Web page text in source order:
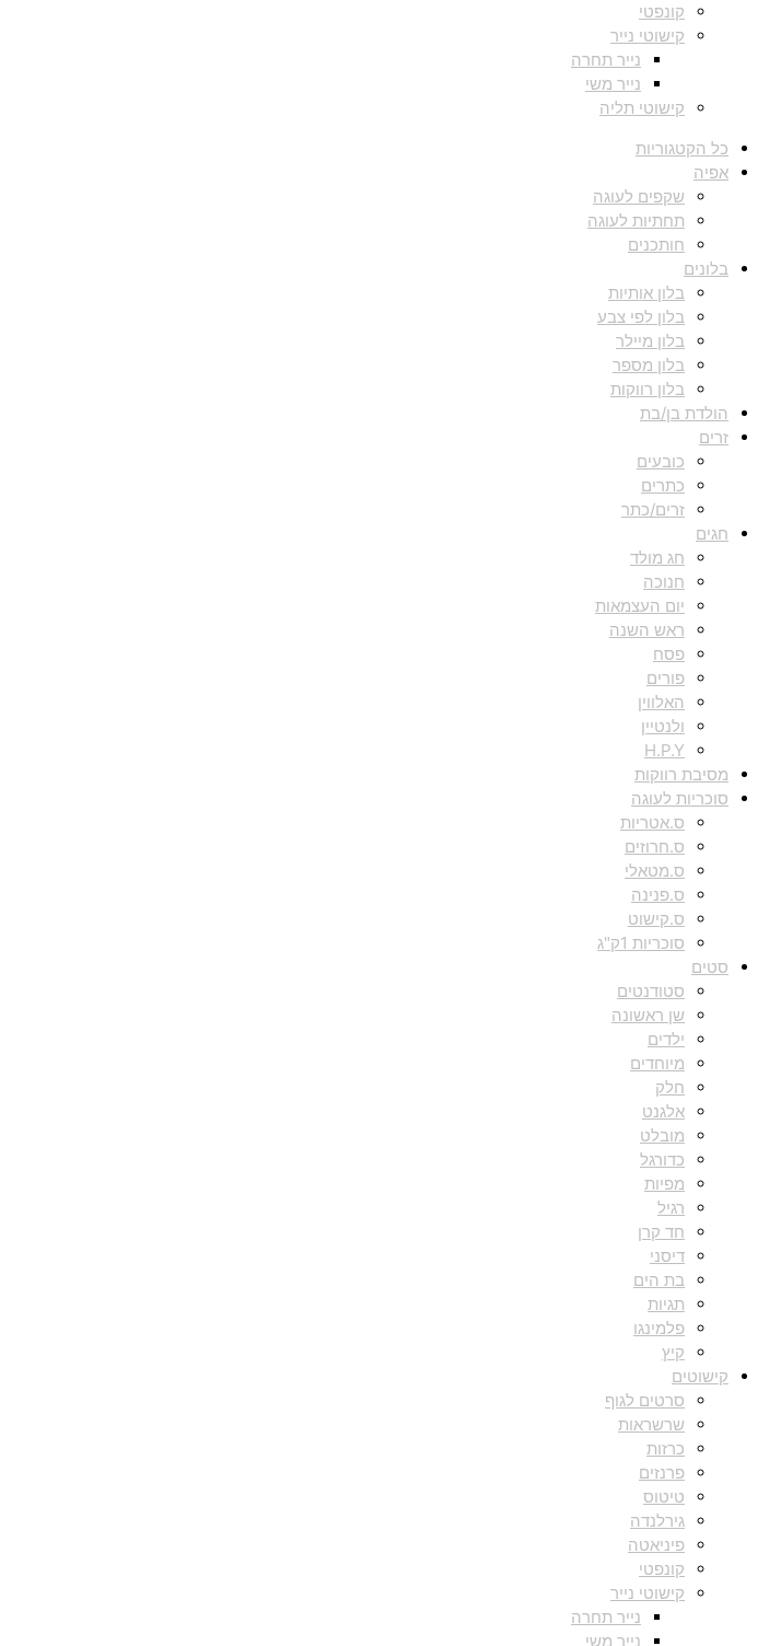
קונפטי
קישוטי נייר
נייר תחרה
נייר משי
קישוטי תליה
כל הקטגוריות
אפיה
שקפים לעוגה
תחתיות לעוגה
חותכנים
בלונים
בלון אותיות
בלון לפי צבע
בלון מיילר
בלון מספר
בלון רווקות
הולדת בן/בת
זרים
כובעים
כתרים
זרים/כתר
חגים
חג מולד
חנוכה
יום העצמאות
ראש השנה
פסח
פורים
האלווין
ולנטיין
H.P.Y
מסיבת רווקות
סוכריות לעוגה
ס.אטריות
ס.חרוזים
ס.מטאלי
ס.פנינה
ס.קישוט
סוכריות 1ק"ג
סטים
סטודנטים
שן ראשונה
ילדים
מיוחדים
חלק
אלגנט
מובלט
כדורגל
מפיות
רגיל
חד קרן
דיסני
בת הים
תגיות
פלמינגו
קיץ
קישוטים
סרטים לגוף
שרשראות
כרזות
פרנזים
טיטוס
גירלנדה
פיניאטה
קונפטי
קישוטי נייר
נייר תחרה
נייר משי